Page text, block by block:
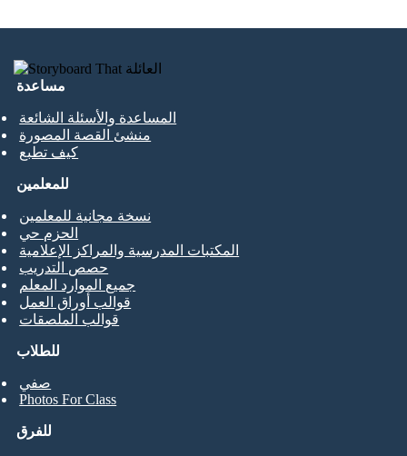
مساعدة
المساعدة والأسئلة الشائعة
منشئ القصة المصورة
كيف تطبع
للطلاب
صفي
Photos For Class
للمعلمين
نسخة مجانية للمعلمين
الحزم حي
المكتبات المدرسية والمراكز الإعلامية
حصص التدريب
جميع الموارد المعلم
قوالب أوراق العمل
قوالب الملصقات
للفرق